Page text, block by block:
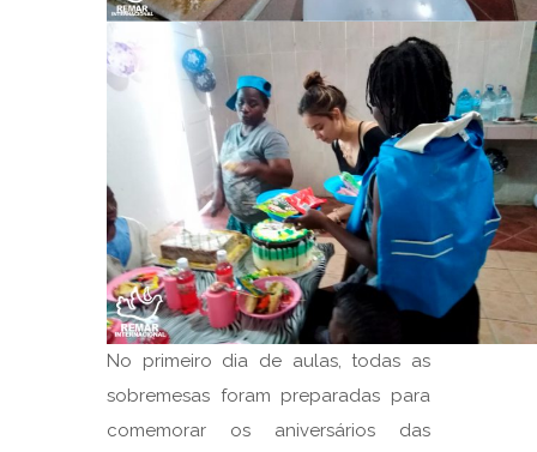
No primeiro dia de aulas, todas as
sobremesas foram preparadas para
comemorar os aniversários das